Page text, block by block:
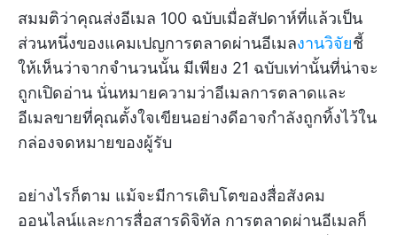
สมมติว่าคุณส่งอีเมล 100 ฉบับเมื่อสัปดาห์ที่แล้วเป็น
ส่วนหนึ่งของแคมเปญการตลาดผ่านอีเมลงานวิจัยชี้
ให้เห็นว่าจากจำนวนนั้น มีเพียง 21 ฉบับเท่านั้นที่น่าจะ
ถูกเปิดอ่าน นั่นหมายความว่าอีเมลการตลาดและ
อีเมลขายที่คุณตั้งใจเขียนอย่างดีอาจกำลังถูกทิ้งไว้ใน
กล่องจดหมายของผู้รับ
อย่างไรก็ตาม แม้จะมีการเติบโตของสื่อสังคม
ออนไลน์และการสื่อสารดิจิทัล การตลาดผ่านอีเมลก็